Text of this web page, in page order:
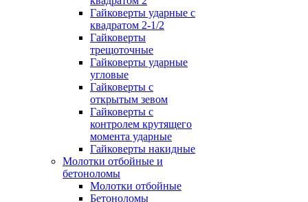
Гайковерты ударные с
квадратом 2-1/2
Гайковерты
трещоточные
Гайковерты ударные
угловые
Гайковерты с
открытым зевом
Гайковерты с
контролем крутящего
момента ударные
Гайковерты накидные
Молотки отбойные и
бетоноломы
Молотки отбойные
Бетоноломы